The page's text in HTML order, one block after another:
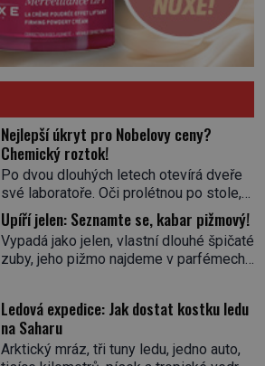
Nejlepší úkryt pro Nobelovy ceny?
Chemický roztok!
Po dvou dlouhých letech otevírá dveře
své laboratoře. Oči prolétnou po stole,
aby pak ulpěly na regálu, kde se nachází
všemožné látky. Hledá žluto-oranžovou
tekutinu, jakmile ji zahlédne, nesmírně
se mu uleví. Teď může svůj plán
skrývá směs s názvem lučavka
královská. Svůj přídomek nemá pro nic
za nic, […]
Upíří jelen: Seznamte se, kabar pižmový!
Vypadá jako jelen, vlastní dlouhé špičaté
zuby, jeho pižmo najdeme v parfémech
jediného zástupce zvířecí říše – kabara
pižmového. V Evropě ho jako první
popíše švédský botanik Carl Linné
Ledová expedice: Jak dostat kostku ledu
na Saharu
Arktický mráz, tři tuny ledu, jedno auto,